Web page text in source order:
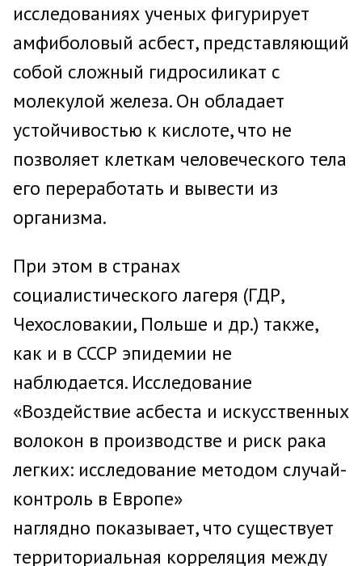
исследованиях ученых фигурирует
амфиболовый асбест, представляющий
собой сложный гидросиликат с
молекулой железа. Он обладает
устойчивостью к кислоте, что не
позволяет клеткам человеческого тела
его переработать и вывести из
организма.
При этом в странах
социалистического лагеря (ГДР,
Чехословакии, Польше и др.) также,
как и в СССР эпидемии не
наблюдается. Исследование
«Воздействие асбеста и искусственных
волокон в производстве и риск рака
легких: исследование методом случай-
контроль в Европе»
наглядно показывает, что существует
территориальная корреляция между